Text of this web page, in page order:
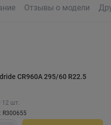
Отзывы о модели
CR960A 295/60 R22.5
12 шт.
R300655